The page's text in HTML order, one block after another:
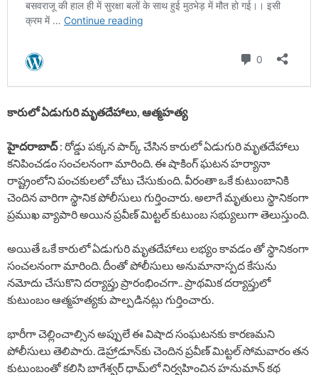
కారులో ఏడుగురి మృతదేహాలు, ఆత్మహత్య
హైదరాబాద్: రోడ్డు పక్కన పార్క్ చేసిన కారులో ఏడుగురి మృతదేహాలు
కనిపించడం సంచలనంగా మారింది. ఈ షాకింగ్ ఘటన హర్యానా
రాష్ట్రంలోని పంచకులలో చోటు చేసుకుంది. వీరంతా ఒకే కుటుంబానికి
చెందిన వారిగా స్థానిక పోలీసులు గుర్తించారు. అలాగే మృతులు స్థానికంగా
ప్రముఖ వ్యాపారి అయిన ప్రవీణ్ మిట్టల్ కుటుంబ సభ్యులుగా తెలుస్తుంది.
అయితే ఒకే కారులో ఏడుగురి మృతదేహాలు లభ్యం కావడం తో స్థానికంగా
సంచలనంగా మారింది. దీంతో పోలీసులు అనుమానాస్పద కేసును
నమోదు చేసుకొని దర్యాప్తు ప్రారంభించగా.. ప్రాథమిక దర్యాప్తులో
కుటుంబం ఆత్మహత్యకు పాల్పడినట్లు గుర్తించారు.
భారీగా చెల్లించాల్సిన అప్పులే ఈ విషాద సంఘటనకు కారణమని
పోలీసులు తెలిపారు. డెహ్రాడూన్‌కు చెందిన ప్రవీణ్ మిట్టల్ సోమవారం తన
కుటుంబంతో కలిసి బాగేశ్వర్ ధామ్‌లో నిర్వహించిన హనుమాన్ కథ